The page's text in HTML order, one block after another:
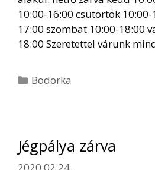
10:00-16:00 csütörtök
17:00 szombat 10:00-18:00
18:00 Szeretettel várunk
Kategória
Bodorka
Jégpálya zárva
2020.02.24.